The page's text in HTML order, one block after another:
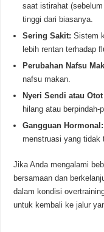
saat istirahat
tinggi dari biasanya.
Sering Sakit: Sistem
lebih rentan terhadap
Perubahan Nafsu
nafsu makan.
Nyeri Sendi atau
hilang atau berpindah-
Gangguan Hormonal:
menstruasi yang tidak
Jika Anda mengalami
bersamaan dan
dalam kondisi
untuk kembali ke jalur